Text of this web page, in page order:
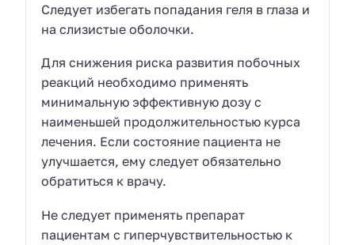
Следует избегать попадания геля в глаза и
на слизистые оболочки.
Для снижения риска развития побочных
реакций необходимо применять
минимальную эффективную дозу с
наименьшей продолжительностью курса
лечения. Если состояние пациента не
улучшается, ему следует обязательно
обратиться к врачу.
Не следует применять препарат
пациентам с гиперчувствительностью к